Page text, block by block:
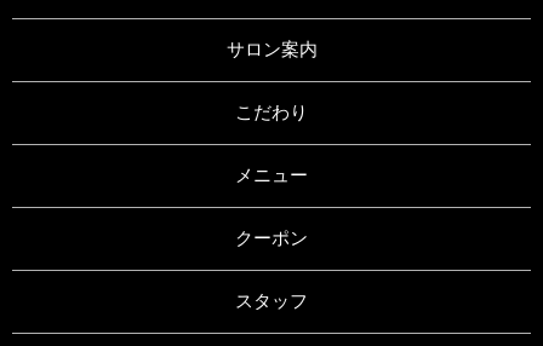
サロン案内
こだわり
メニュー
クーポン
スタッフ